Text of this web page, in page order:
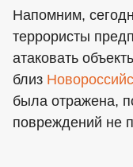
Напомним,
террористы
атаковать
близ
была отражена,
повреждений не